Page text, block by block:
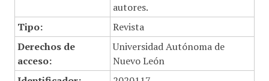
autores.
Tipo:
Revista
Derechos de
acceso:
Universidad Autónoma de
Nuevo León